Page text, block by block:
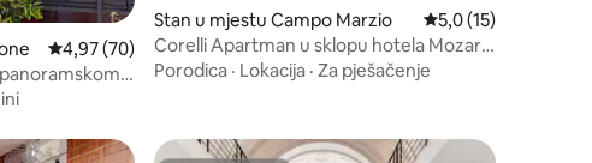
29
Prosječna ocjena: 4,97 od 5, recenzija: 70
4,97 (70)
Stan u mjestu Campo Marzio Prosječna ocjena:
5,0 (15)
Corelli Apartman u sklopu hotela Mozart
– Španske stepenice
Porodica · Lokacija · Za pješačenje